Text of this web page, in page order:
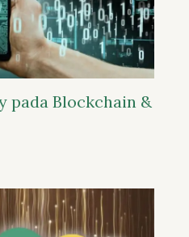
pada Blockchain &